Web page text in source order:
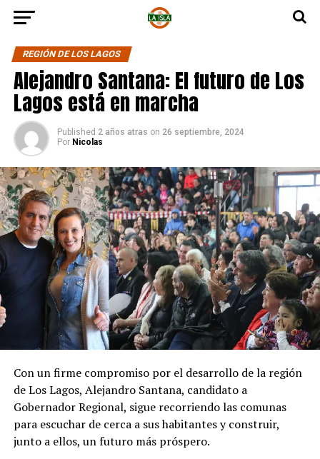
REGIÓN DE LOS LAGOS
Alejandro Santana: El futuro de Los
Lagos está en marcha
Published 2 años atras on 26 septiembre, 2024
Por Nicolas
Con un firme compromiso por el desarrollo de la región
de Los Lagos, Alejandro Santana, candidato a
Gobernador Regional, sigue recorriendo las comunas
para escuchar de cerca a sus habitantes y construir,
junto a ellos, un futuro más próspero.